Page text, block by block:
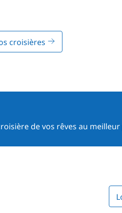
croisières
de vos rêves au meilleur